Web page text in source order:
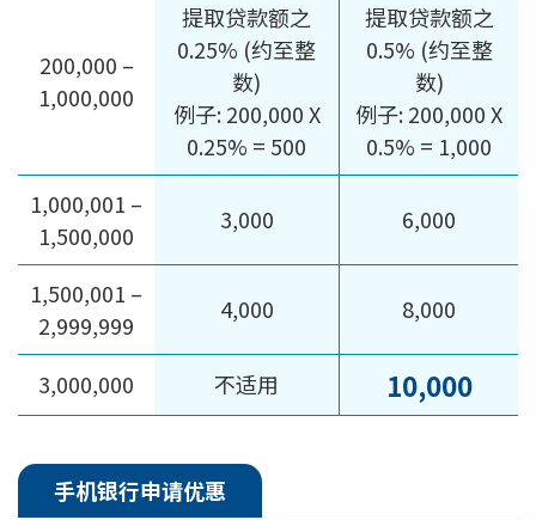
200,000 –
1,000,000
提取贷款额之
0.25% (约至整
数)
例子: 200,000 X
0.25% = 500
提取贷款额之
0.5% (约至整
数)
例子: 200,000 X
0.5% = 1,000
1,000,001 –
1,500,000
3,000 6,000
1,500,001 –
2,999,999
4,000 8,000
3,000,000 不适用 10,000
手机银行申请优惠